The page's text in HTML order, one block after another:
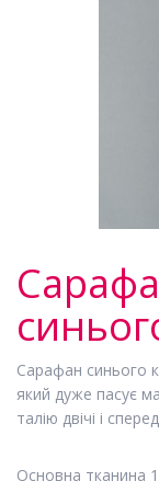
Сарафан синього
який дуже пасує
талію двічі і
Основна тканина